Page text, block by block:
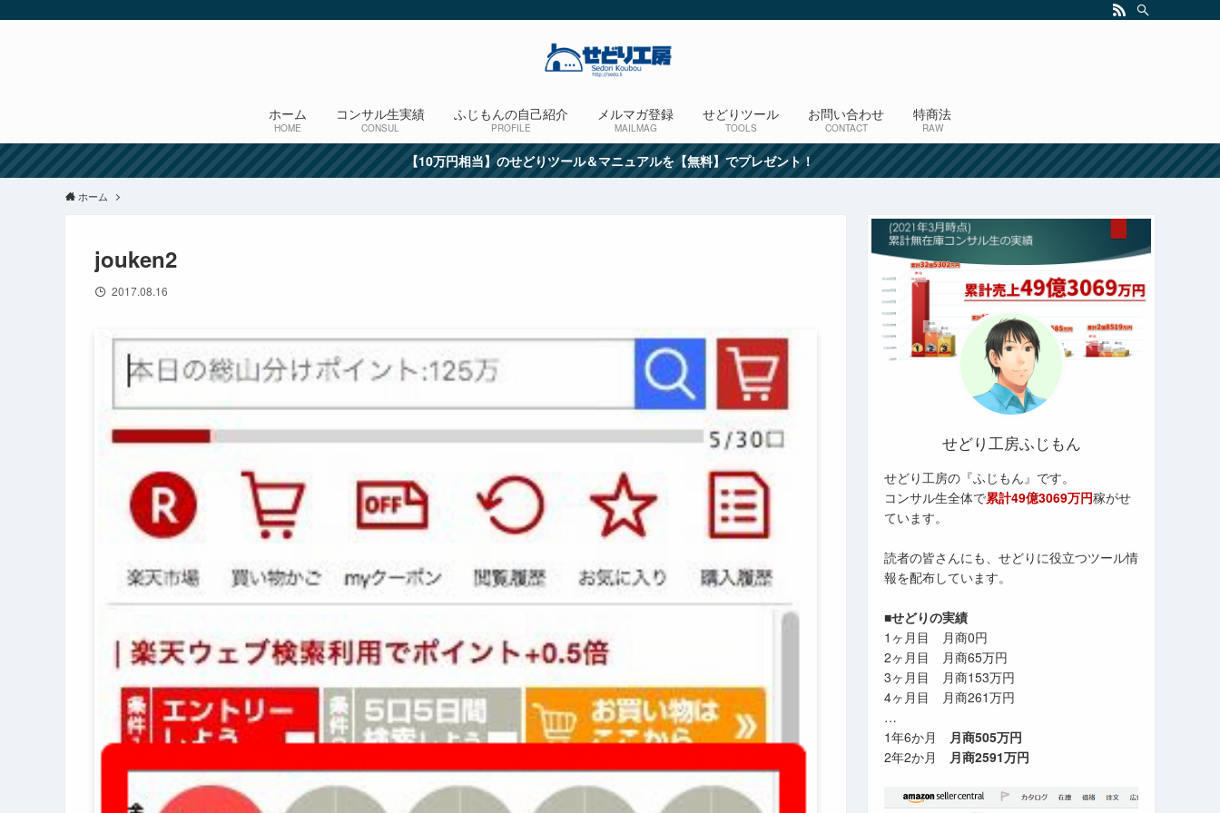
ホーム
HOME
コンサル生実績
CONSUL
ふじもんの自己紹介
PROFILE
メルマガ登録
MAILMAG
せどりツール
TOOLS
お問い合わせ
CONTACT
特商法
RAW
【10万円相当】のせどりツール＆マニュアルを【無料】でプレゼント！
ホーム
jouken2
2017.08.16
せどり工房ふじもん
せどり工房の『ふじもん』です。
コンサル生全体で累計49億3069万円稼がせ
ています。
読者の皆さんにも、せどりに役立つツール情
報を配布しています。
■せどりの実績
1ヶ月目 月商0円
2ヶ月目 月商65万円
3ヶ月目 月商153万円
4ヶ月目 月商261万円
…
1年6か月 月商505万円
2年2か月 月商2591万円